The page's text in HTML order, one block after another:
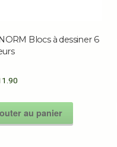
Blocs à dessiner 6
au panier